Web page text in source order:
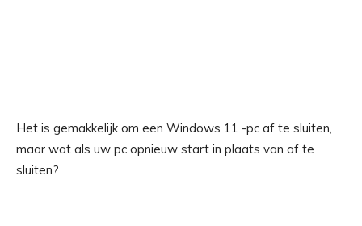
Het is gemakkelijk om een ​​Windows 11 -pc af te sluiten,
maar wat als uw pc opnieuw start in plaats van af te
sluiten?